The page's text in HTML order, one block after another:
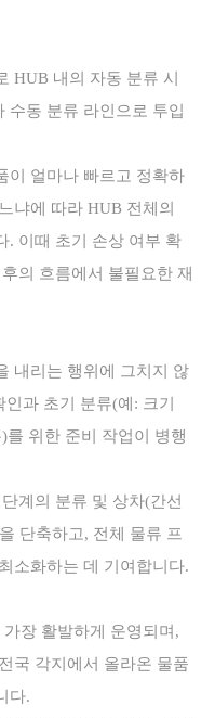
HUB 내의 자동 분류 시
수동 분류 라인으로 투입
이 얼마나 빠르고 정확하
냐에 따라 HUB 전체의
. 이때 초기 손상 여부 확
의 흐름에서 불필요한 재
내리는 행위에 그치지 않
과 초기 분류(예: 크기
를 위한 준비 작업이 병행
계의 분류 및 상차(간선
단축하고, 전체 물류 프
소화하는 데 기여합니다.
장 활발하게 운영되며,
국 각지에서 올라온 물품
다.